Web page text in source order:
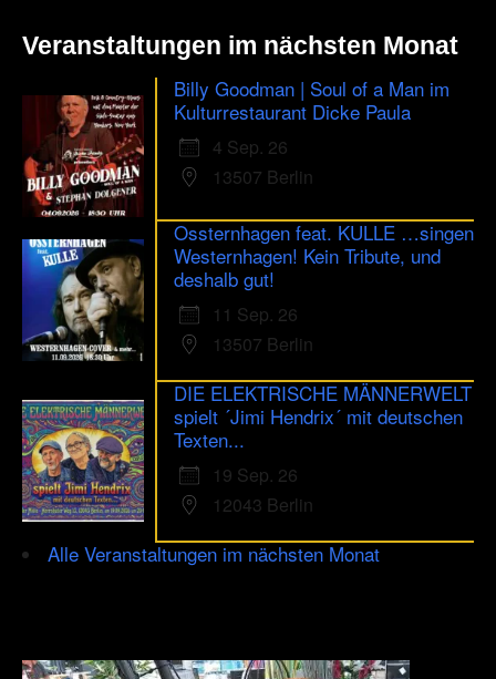
Veranstaltungen im nächsten Monat
Billy Goodman | Soul of a Man im
Kulturrestaurant Dicke Paula
4 Sep. 26
13507 Berlin
Ossternhagen feat. KULLE …singen
Westernhagen! Kein Tribute, und
deshalb gut!
11 Sep. 26
13507 Berlin
DIE ELEKTRISCHE MÄNNERWELT
spielt ´Jimi Hendrix´ mit deutschen
Texten...
19 Sep. 26
12043 Berlin
Alle Veranstaltungen im nächsten Monat